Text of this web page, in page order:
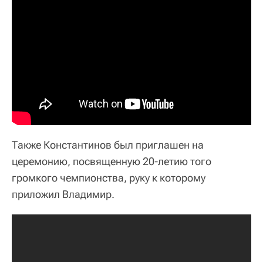
Также Константинов был приглашен на
церемонию, посвященную 20-летию того
громкого чемпионства, руку к которому
приложил Владимир.